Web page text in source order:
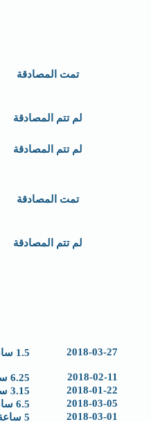
تمت المصادقة
لم تتم المصادقة
لم تتم المصادقة
تمت المصادقة
لم تتم المصادقة
2018-03-27 1.5 ساعة
2018-02-11 6.25 ساعة
2018-01-22 3.15 ساعة
2018-03-05 6.5 ساعة
2018-03-01 5 ساعة